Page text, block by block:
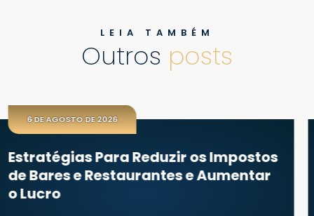
LEIA TAMBÉM
Outros posts
Reduzir os Impostos
e Aumentar
31 DE JULHO DE 2026
Juros
Conteste e